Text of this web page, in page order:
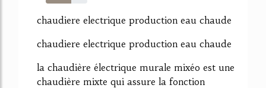
61%
chaudiere electrique production eau chaude
chaudiere electrique production eau chaude
la chaudière électrique murale mixéo est une
chaudière mixte qui assure la fonction